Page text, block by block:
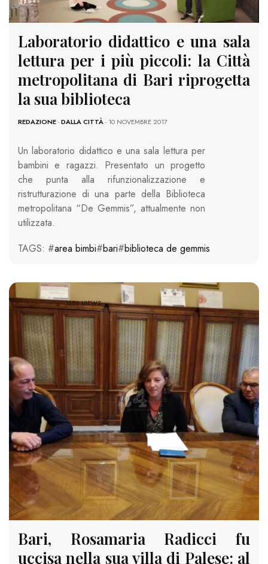
Laboratorio didattico e una sala
lettura per i più piccoli: la Città
metropolitana di Bari riprogetta
la sua biblioteca
REDAZIONE-DALLA CITTÀ- 10 NOVEMBRE 2017
Un laboratorio didattico e una sala lettura per
bambini e ragazzi. Presentato un progetto
che punta alla rifunzionalizzazione e
ristrutturazione di una parte della Biblioteca
metropolitana “De Gemmis”, attualmente non
utilizzata.
TAGS: #area bimbi#bari#biblioteca de gemmis
1686 VIEWS
Bari, Rosamaria Radicci fu
uccisa nella sua villa di Palese: al